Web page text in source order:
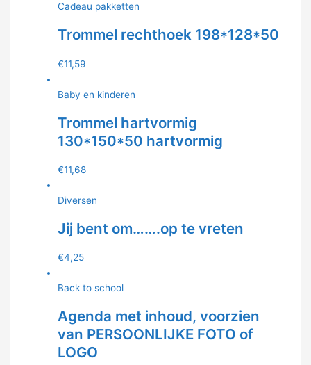
Cadeau pakketten
Trommel rechthoek 198*128*50
€11,59
Baby en kinderen
Trommel hartvormig
130*150*50 hartvormig
€11,68
Diversen
Jij bent om…….op te vreten
€4,25
Back to school
Agenda met inhoud, voorzien
van PERSOONLIJKE FOTO of
LOGO